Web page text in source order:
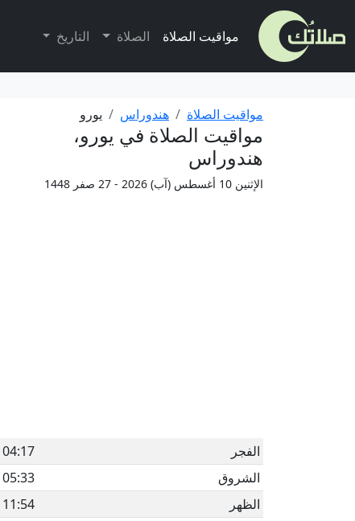
مواقيت الصلاة الصلاة التاريخ
مواقيت الصلاة
هندوراس يورو
مواقيت الصلاة في يورو،
هندوراس
الإثنين 10 أغسطس (آب) 2026 - 27 صفر 1448
الفجر
04:17 AM
الشروق
05:33 AM
الظهر
11:54 AM